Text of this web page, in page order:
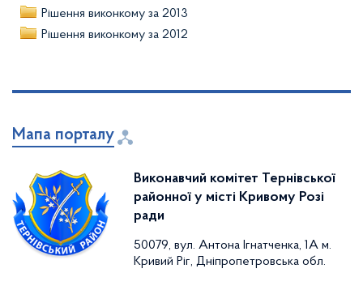
Рішення виконкому за 2013
Рішення виконкому за 2012
Мапа порталу
Виконавчий комітет Тернівської
районної у місті Кривому Розі
ради
50079, вул. Антона Ігнатченка, 1А м.
Кривий Ріг, Дніпропетровська обл.